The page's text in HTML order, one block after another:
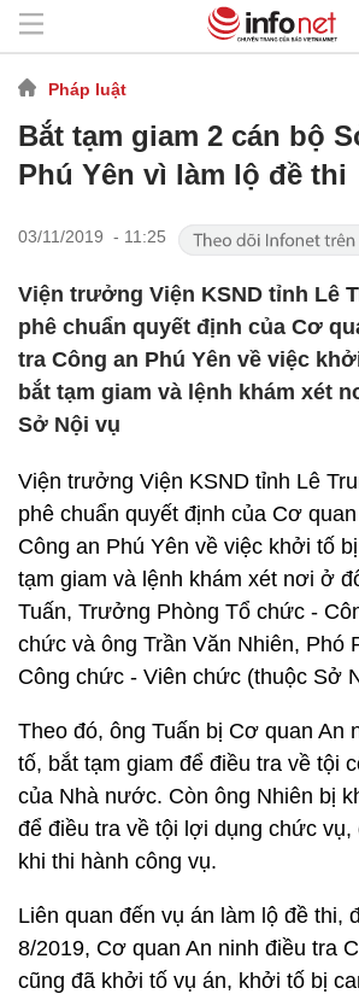
Pháp luật
Bắt tạm giam 2 cán bộ
Phú Yên vì làm lộ đề thi
03/11/2019 - 11:25
Viện trưởng Viện KSND tỉnh Lê
phê chuẩn quyết định của Cơ
tra Công an Phú Yên về việc
bắt tạm giam và lệnh khám xét
Sở Nội vụ
Viện trưởng Viện KSND tỉnh Lê
phê chuẩn quyết định của Cơ
Công an Phú Yên về việc khởi tố
tạm giam và lệnh khám xét nơi ở
Tuấn, Trưởng Phòng Tổ chức -
chức và ông Trần Văn Nhiên, Phó
Công chức - Viên chức (thuộc Sở
Theo đó, ông Tuấn bị Cơ quan An
tố, bắt tạm giam để điều tra về tội
của Nhà nước. Còn ông Nhiên bị
để điều tra về tội lợi dụng chức vụ,
khi thi hành công vụ.
Liên quan đến vụ án làm lộ đề thi,
8/2019, Cơ quan An ninh điều tra
cũng đã khởi tố vụ án, khởi tố bị